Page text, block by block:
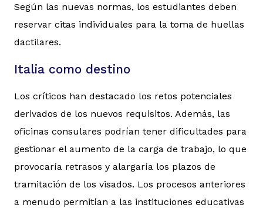
Según las nuevas normas, los estudiantes deben
reservar citas individuales para la toma de huellas
dactilares.
Italia como destino
Los críticos han destacado los retos potenciales
derivados de los nuevos requisitos. Además, las
oficinas consulares podrían tener dificultades para
gestionar el aumento de la carga de trabajo, lo que
provocaría retrasos y alargaría los plazos de
tramitación de los visados. Los procesos anteriores
a menudo permitían a las instituciones educativas